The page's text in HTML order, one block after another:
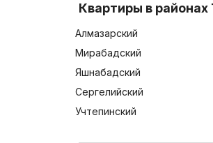
Квартиры в
Алмазарский
Мирабадский
Яшнабадский
Сергелийский
Учтепинский